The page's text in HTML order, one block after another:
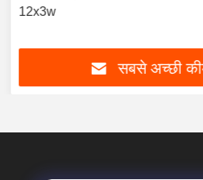
12x3w
सबसे अच्छी